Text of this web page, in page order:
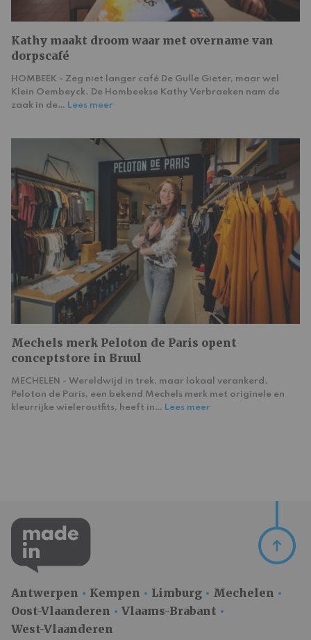
Kathy maakt droom waar met overname van
dorpscafé
HOMBEEK - Zeg niet langer café De Gulle Gieter, maar wel
Klein Oembeyck. De Hombeekse Kathy Verbraeken nam de
zaak in de… Lees meer
Mechels merk Peloton de Paris opent
conceptstore in Bruul
MECHELEN - Wereldwijd in trek, maar lokaal verankerd.
Peloton de Paris, een bekend Mechels merk met originele en
kleurrijke wieleroutfits, heeft in… Lees meer
Antwerpen Kempen Limburg
Mechelen
Oost-Vlaanderen
Vlaams-Brabant
West-Vlaanderen